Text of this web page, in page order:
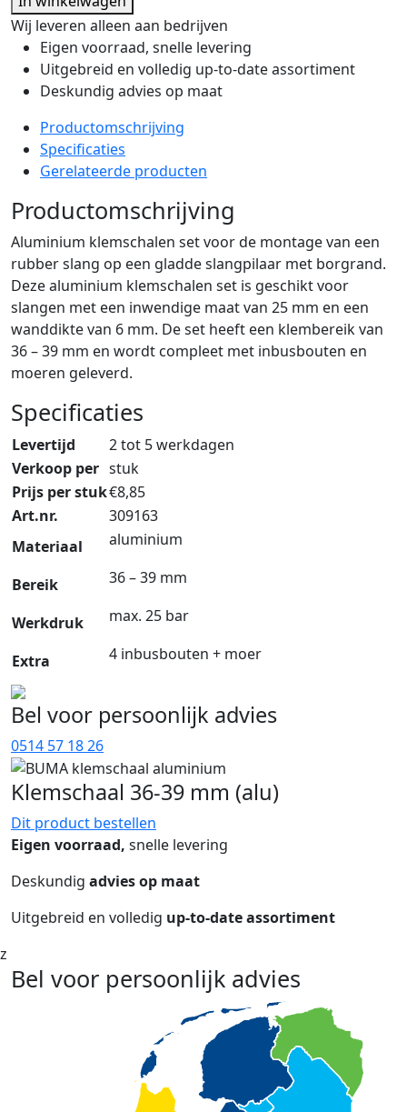
39
mm
(alu)
aantal
Wij leveren alleen aan bedrijven
Eigen voorraad, snelle levering
Uitgebreid en volledig up-to-date assortiment
Deskundig advies op maat
Productomschrijving
Specificaties
Gerelateerde producten
Productomschrijving
Aluminium klemschalen set voor de montage van een
rubber slang op een gladde slangpilaar met borgrand.
Deze aluminium klemschalen set is geschikt voor
slangen met een inwendige maat van 25 mm en een
wanddikte van 6 mm. De set heeft een klembereik van
36 – 39 mm en wordt compleet met inbusbouten en
moeren geleverd.
Specificaties
Levertijd
2 tot 5 werkdagen
Verkoop per stuk
Prijs per stuk€8,85
Art.nr.
309163
Materiaal
aluminium
Bereik 36 – 39 mm
Werkdruk max. 25 bar
Extra 4 inbusbouten + moer
Bel voor persoonlijk advies
0514 57 18 26
Klemschaal 36-39 mm (alu)
Dit product bestellen
Eigen voorraad, snelle levering
Deskundig advies op maat
Uitgebreid en volledig up-to-date assortiment
z
Bel voor persoonlijk advies